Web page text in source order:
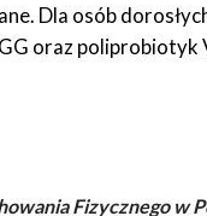
Dla osób
oraz poliprobiotyk
Fizycznego w